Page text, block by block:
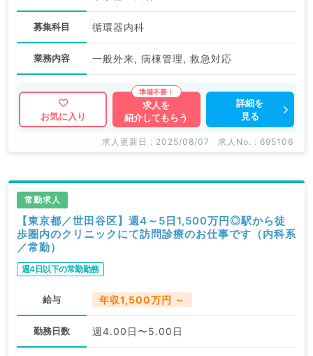
募集科目 循環器内科
業務内容 一般外来, 病棟管理, 救急対応
お気に入り
求人を
紹介してもらう
詳細を
見る
求人更新日 : 2025/08/07 求人No. : 695106
常勤求人
【東京都／世田谷区】週4～5日1,500万円◎駅から徒
歩圏内のクリニックにて訪問診療のお仕事です（内科系
／常勤）
週4日以下の常勤勤務
給与 年収1,500万円 ～
勤務日数 週4.00日〜5.00日